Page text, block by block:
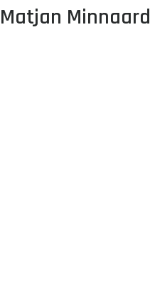
Matjan Minnaard